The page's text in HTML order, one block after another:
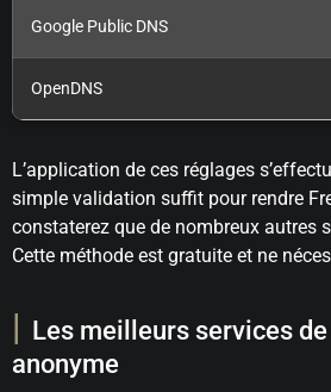
Google Public DNS
OpenDNS
L’application de ces réglages
simple validation suffit pour rendre
constaterez que de nombreux autres
Cette méthode est gratuite et ne
Les meilleurs services
anonyme